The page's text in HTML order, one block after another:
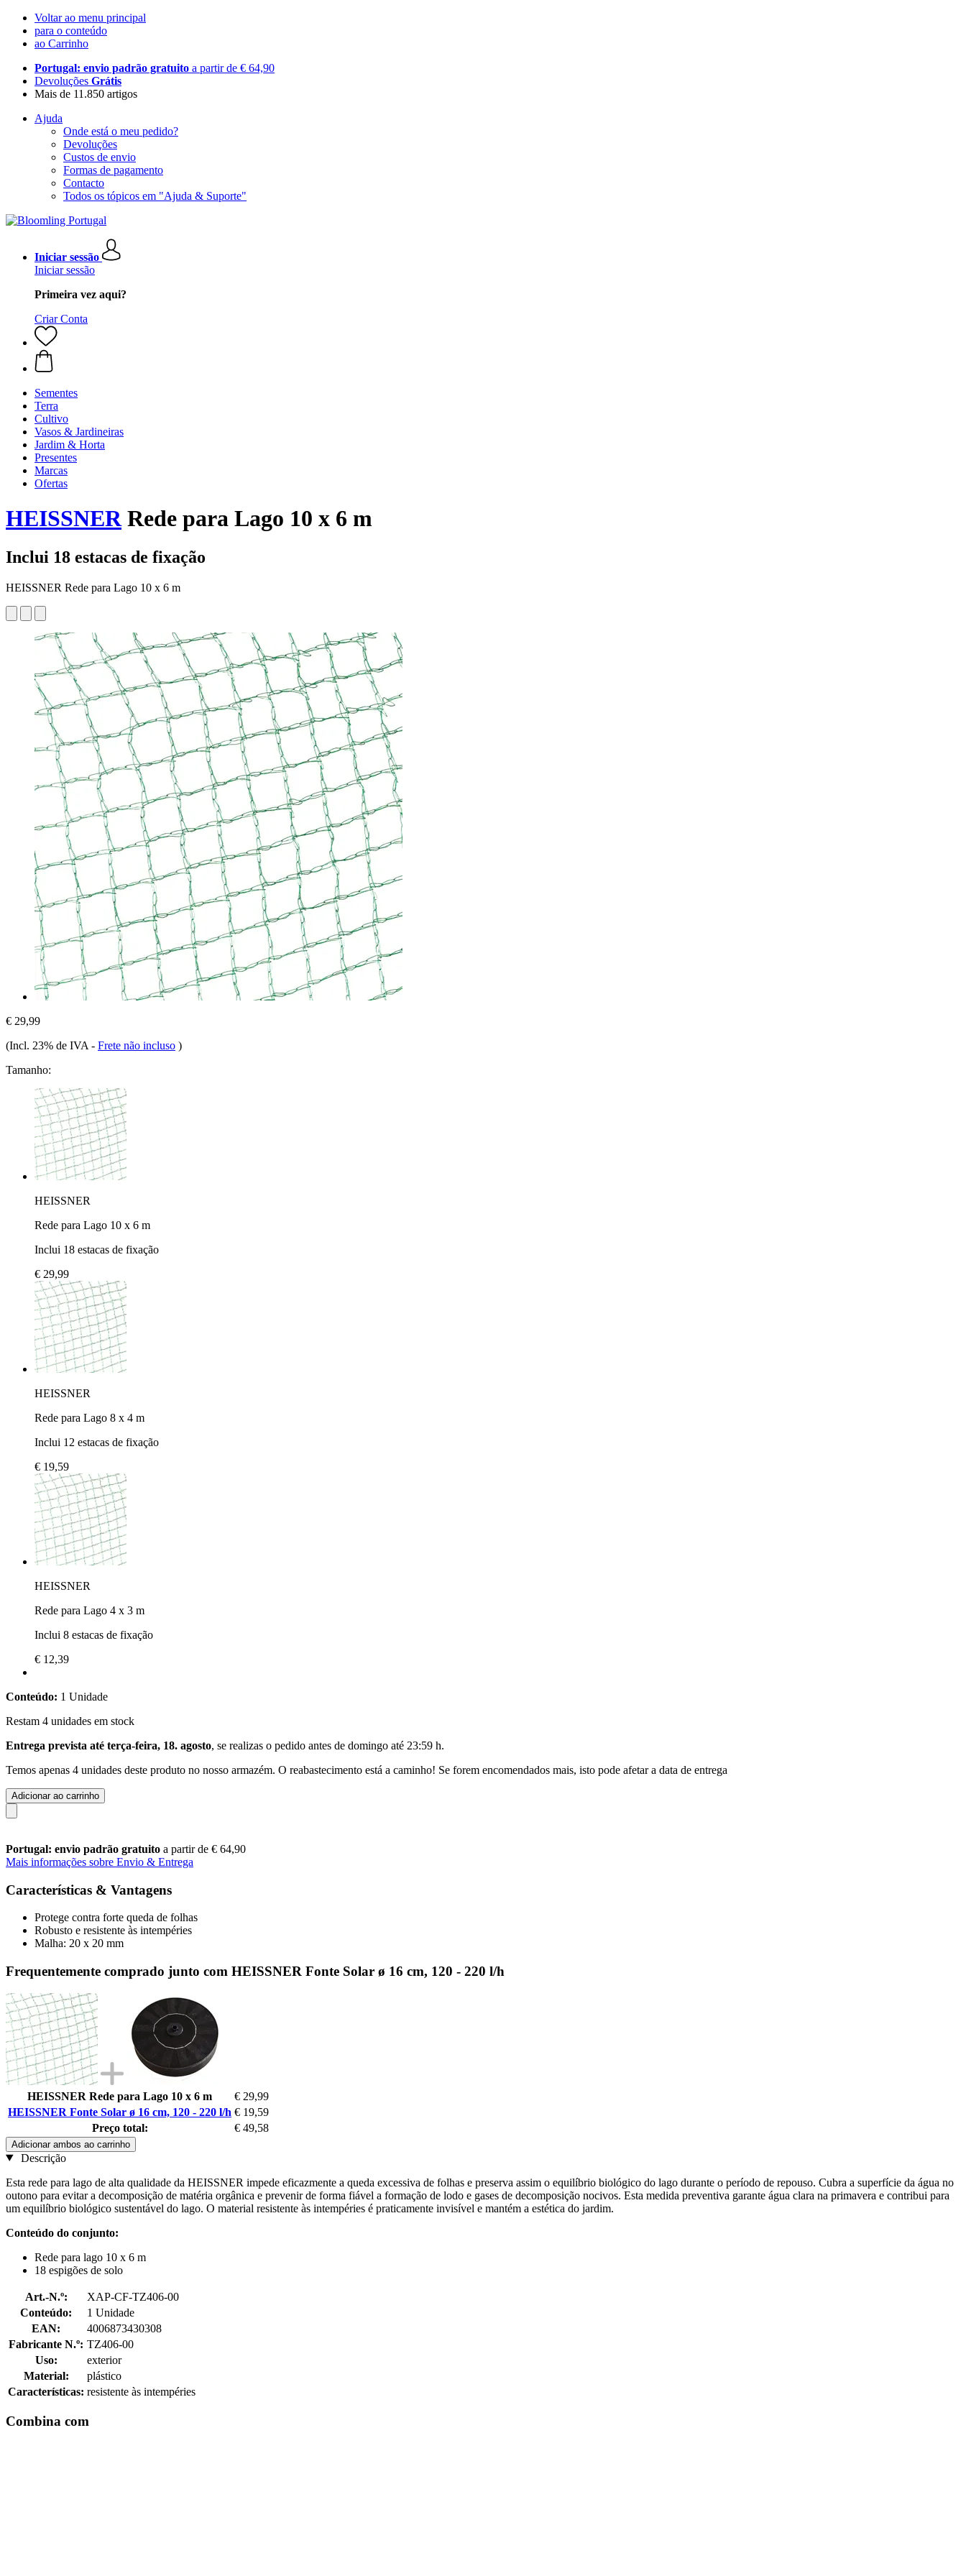
Voltar ao menu principal
para o conteúdo
ao Carrinho
Portugal: envio padrão gratuito a partir de € 64,90
Devoluções Grátis
Mais de 11.850 artigos
Ajuda
Onde está o meu pedido?
Devoluções
Custos de envio
Formas de pagamento
Contacto
Todos os tópicos em "Ajuda & Suporte"
Iniciar sessão
Iniciar sessão
Primeira vez aqui?
Criar Conta
Sementes
Terra
Cultivo
Vasos & Jardineiras
Jardim & Horta
Presentes
Marcas
Ofertas
HEISSNERRede para Lago 10 x 6 m
Inclui 18 estacas de fixação
HEISSNER Rede para Lago 10 x 6 m
€ 29,99
(Incl. 23% de IVA - Frete não incluso )
Tamanho:
HEISSNER
Rede para Lago 10 x 6 m
Inclui 18 estacas de fixação
€ 29,99
HEISSNER
Rede para Lago 8 x 4 m
Inclui 12 estacas de fixação
€ 19,59
HEISSNER
Rede para Lago 4 x 3 m
Inclui 8 estacas de fixação
€ 12,39
Conteúdo: 1 Unidade
Restam 4 unidades em stock
Entrega prevista até terça-feira, 18. agosto, se realizas o pedido antes de domingo até 23:59 h.
Temos apenas 4 unidades deste produto no nosso armazém. O reabastecimento está a caminho! Se forem encomendados mais, isto pode afetar a data de entrega
Adicionar ao carrinho
Portugal: envio padrão gratuito a partir de € 64,90
Mais informações sobre Envio & Entrega
Características & Vantagens
Protege contra forte queda de folhas
Robusto e resistente às intempéries
Malha: 20 x 20 mm
Frequentemente comprado junto com HEISSNER Fonte Solar ø 16 cm, 120 - 220 l/h
HEISSNER Rede para Lago 10 x 6 m
€ 29,99
HEISSNER Fonte Solar ø 16 cm, 120 - 220 l/h € 19,59
Preço total:
€ 49,58
Adicionar ambos ao carrinho
Descrição
Esta rede para lago de alta qualidade da HEISSNER impede eficazmente a queda excessiva de folhas e preserva assim o equilíbrio biológico do lago durante o período de repouso. Cubra a superfície da água no
outono para evitar a decomposição de matéria orgânica e prevenir de forma fiável a formação de lodo e gases de decomposição nocivos. Esta medida preventiva garante água clara na primavera e contribui para
um equilíbrio biológico sustentável do lago. O material resistente às intempéries é praticamente invisível e mantém a estética do jardim.
Conteúdo do conjunto:
Rede para lago 10 x 6 m
18 espigões de solo
Art.-N.º:
XAP-CF-TZ406-00
Conteúdo:
1 Unidade
EAN:
4006873430308
Fabricante N.º: TZ406-00
Uso:
exterior
Material:
plástico
Características: resistente às intempéries
Combina com